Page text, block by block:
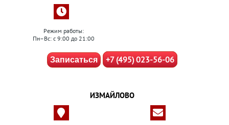
Режим работы:
Пн–Вс: с 9:00 до 21:00
Записаться +7 (495) 023-56-06
ИЗМАЙЛОВО